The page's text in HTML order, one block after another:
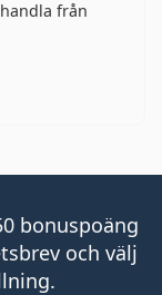
från
bonuspoäng
och välj